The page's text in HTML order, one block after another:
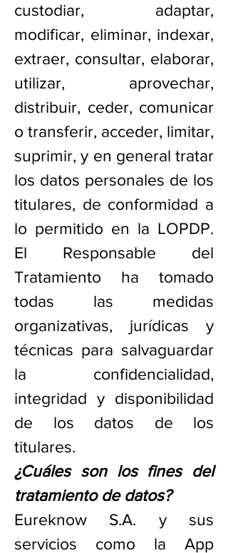
custodiar, adaptar,
modificar, eliminar, indexar,
extraer, consultar, elaborar,
utilizar, aprovechar,
distribuir, ceder, comunicar
o transferir, acceder, limitar,
suprimir, y en general tratar
los datos personales de los
titulares, de conformidad a
lo permitido en la LOPDP.
El Responsable del
Tratamiento ha tomado
todas las medidas
organizativas, jurídicas y
técnicas para salvaguardar
la confidencialidad,
integridad y disponibilidad
de los datos de los
titulares.
¿Cuáles son los fines del
tratamiento de datos?
​Eureknow S.A. y sus
servicios como la App